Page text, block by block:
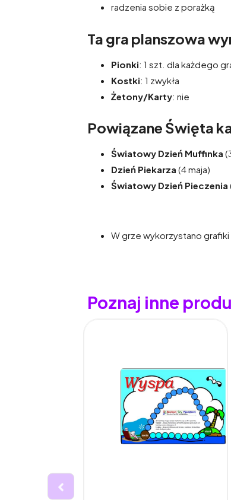
radzenia sobie z porażką
Ta gra planszowa
Pionki: 1 szt. dla każdego
Kostki: 1 zwykła
Żetony/Karty: nie
Powiązane Święta
Światowy Dzień Muffinka
Dzień Piekarza (4 maja)
Światowy Dzień Pieczenia
W grze wykorzystano grafiki
Poznaj inne